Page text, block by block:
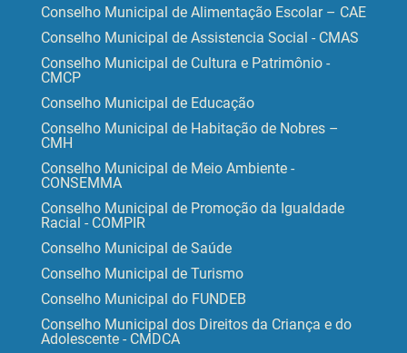
Conselho Municipal de Alimentação Escolar – CAE
Conselho Municipal de Assistencia Social - CMAS
Conselho Municipal de Cultura e Patrimônio -
CMCP
Conselho Municipal de Educação
Conselho Municipal de Habitação de Nobres –
CMH
Conselho Municipal de Meio Ambiente -
CONSEMMA
Conselho Municipal de Promoção da Igualdade
Racial - COMPIR
Conselho Municipal de Saúde
Conselho Municipal de Turismo
Conselho Municipal do FUNDEB
Conselho Municipal dos Direitos da Criança e do
Adolescente - CMDCA